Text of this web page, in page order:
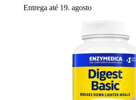
Entrega até 19. agosto